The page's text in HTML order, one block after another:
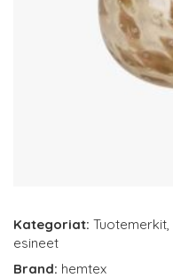
Kategoriat: Tuotemerkit
esineet
Brand: hemtex